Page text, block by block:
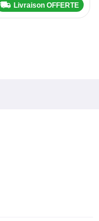
Livraison OFFERTE